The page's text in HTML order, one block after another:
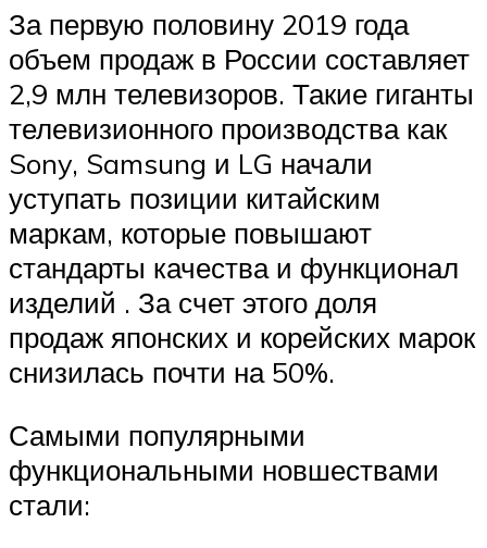
За первую половину 2019 года
объем продаж в России составляет
2,9 млн телевизоров. Такие гиганты
телевизионного производства как
Sony, Samsung и LG начали
уступать позиции китайским
маркам, которые повышают
стандарты качества и функционал
изделий . За счет этого доля
продаж японских и корейских марок
снизилась почти на 50%.
Самыми популярными
функциональными новшествами
стали: